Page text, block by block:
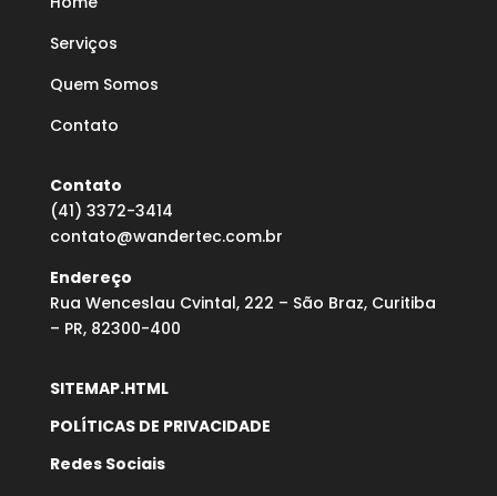
Serviços
Quem Somos
Contato
Contato
(41) 3372-3414
contato@wandertec.com.br
Endereço
Rua Wenceslau Cvintal, 222 – São Braz, Curitiba
– PR, 82300-400
SITEMAP.HTML
POLÍTICAS DE PRIVACIDADE
Redes Sociais